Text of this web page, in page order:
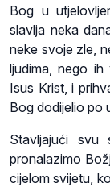
Bog u
slavlja neka
neke svoje zle,
ljudima, nego
Isus Krist, i
Bog dodijelio po
Stavljajući svu
pronalazimo
cijelom svijetu,